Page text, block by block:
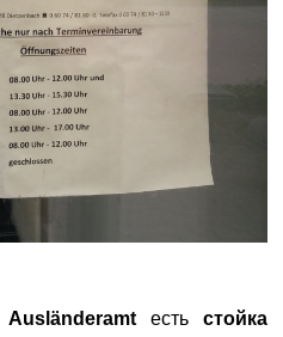
Ausländeramtесть стойка